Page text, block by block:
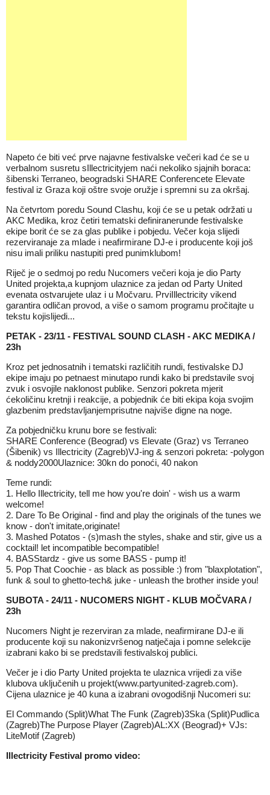
Napeto će biti već prve najavne festivalske večeri kad će se u
verbalnom susretu sIllectricityjem naći nekoliko sjajnih boraca:
šibenski Terraneo, beogradski SHARE Conferencete Elevate
festival iz Graza koji oštre svoje oružje i spremni su za okršaj.
Na četvrtom poredu Sound Clashu, koji će se u petak održati u
AKC Medika, kroz četiri tematski definiranerunde festivalske
ekipe borit će se za glas publike i pobjedu. Večer koja slijedi
rezerviranaje za mlade i neafirmirane DJ-e i producente koji još
nisu imali priliku nastupiti pred punimklubom!
Riječ je o sedmoj po redu Nucomers večeri koja je dio Party
United projekta,a kupnjom ulaznice za jedan od Party United
evenata ostvarujete ulaz i u Močvaru. PrviIllectricity vikend
garantira odličan provod, a više o samom programu pročitajte u
tekstu kojislijedi...
PETAK - 23/11 - FESTIVAL SOUND CLASH - AKC MEDIKA /
23h
Kroz pet jednosatnih i tematski različitih rundi, festivalske DJ
ekipe imaju po petnaest minutapo rundi kako bi predstavile svoj
zvuk i osvojile naklonost publike. Senzori pokreta mjerit
ćekoličinu kretnji i reakcije, a pobjednik će biti ekipa koja svojim
glazbenim predstavljanjemprisutne najviše digne na noge.
Za pobjedničku krunu bore se festivali:
SHARE Conference (Beograd) vs Elevate (Graz) vs Terraneo
(Šibenik) vs Illectricity (Zagreb)VJ-ing & senzori pokreta: -polygon
& noddy2000Ulaznice: 30kn do ponoći, 40 nakon
Teme rundi:
1. Hello Illectricity, tell me how you're doin' - wish us a warm
welcome!
2. Dare To Be Original - find and play the originals of the tunes we
know - don't imitate,originate!
3. Mashed Potatos - (s)mash the styles, shake and stir, give us a
cocktail! let incompatible becompatible!
4. BASStardz - give us some BASS - pump it!
5. Pop That Coochie - as black as possible :) from "blaxplotation",
funk & soul to ghetto-tech& juke - unleash the brother inside you!
SUBOTA - 24/11 - NUCOMERS NIGHT - KLUB MOČVARA /
23h
Nucomers Night je rezerviran za mlade, neafirmirane DJ-e ili
producente koji su nakonizvršenog natječaja i pomne selekcije
izabrani kako bi se predstavili festivalskoj publici.
Večer je i dio Party United projekta te ulaznica vrijedi za više
klubova uključenih u projekt(www.partyunited-zagreb.com).
Cijena ulaznice je 40 kuna a izabrani ovogodišnji Nucomeri su:
El Commando (Split)What The Funk (Zagreb)3Ska (Split)Pudlica
(Zagreb)The Purpose Player (Zagreb)AL:XX (Beograd)+ VJs:
LiteMotif (Zagreb)
Illectricity Festival promo video: